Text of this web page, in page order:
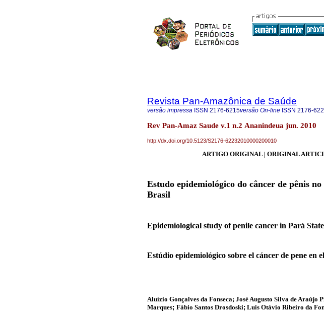
Revista Pan-Amazônica de Saúde
versão impressa ISSN 2176-6215versão On-line ISSN 2176-
Rev Pan-Amaz Saude v.1 n.2 Ananindeua jun. 2010
http://dx.doi.org/10.5123/S2176-62232010000200010
ARTIGO ORIGINAL | ORIGINAL
Estudo epidemiológico do câncer de pênis
Brasil
Epidemiological study of penile cancer in Pará
Estúdio epidemiológico sobre el cáncer de pene en
Aluízio Gonçalves da Fonseca; José Augusto Silva de Araújo
Marques; Fábio Santos Drosdoski; Luis Otávio Ribeiro da